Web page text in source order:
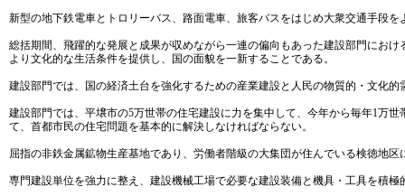
新型の地下鉄電車とトロリーバス、路面電車、旅客バスをはじめ大衆交通手段
総括期間、飛躍的な発展と成果が収めながら一連の偏向もあった建設部門にお
より文化的な生活条件を提供し、国の面貌を一新することである。
建設部門では、国の経済土台を強化するための産業建設と人民の物質的・文化
建設部門では、平壌市の5万世帯の住宅建設に力を集中して、今年から毎年1万
て、首都市民の住宅問題を基本的に解決しなければならない。
屈指の非鉄金属鉱物生産基地であり、労働者階級の大集団が住んでいる検徳地
専門建設単位を強力に整え、建設機械工場で必要な建設装備と機具・工具を積